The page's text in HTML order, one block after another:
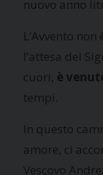
nuovo anno
L‘Avvento
l’attesa del
cuori, è
tempi.
In questo
amore, ci
Vescovo